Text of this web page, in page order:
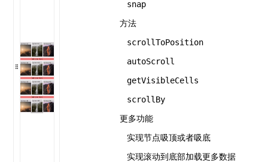
snap
方法
scrollToPosition
autoScroll
getVisibleCells
scrollBy
更多功能
实现节点吸顶或者吸底
实现滚动到底部加载更多数据